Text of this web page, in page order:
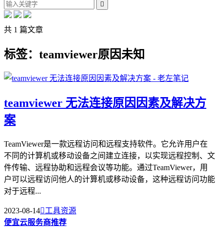

共 1 篇文章
标签：teamviewer原因未知
teamviewer 无法连接原因因素及解决方
案
TeamViewer是一款远程访问和远程支持软件。它允许用户在
不同的计算机或移动设备之间建立连接，以实现远程控制、文
件传输、远程协助和远程会议等功能。通过TeamViewer，用
户可以远程访问他人的计算机或移动设备，这种远程访问功能
对于远程...
2023-08-14工具资源
便宜云服务商推荐